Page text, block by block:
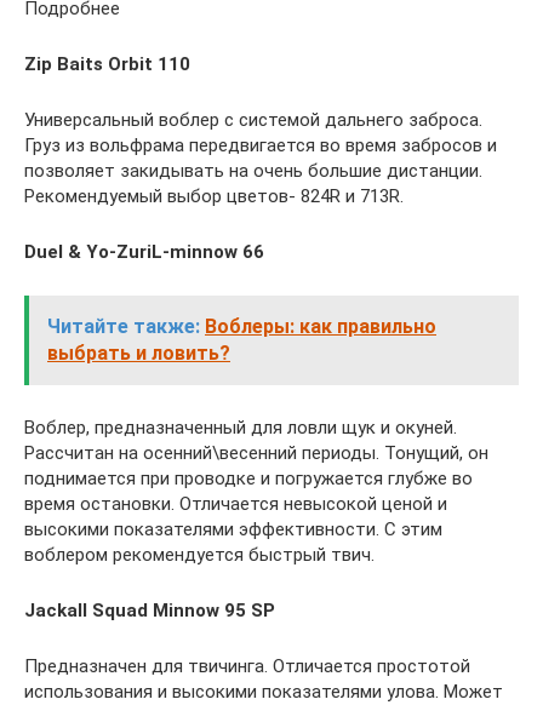
Подробнее
Zip Baits Orbit 110
Универсальный воблер с системой дальнего заброса.
Груз из вольфрама передвигается во время забросов и
позволяет закидывать на очень большие дистанции.
Рекомендуемый выбор цветов- 824R и 713R.
Duel & Yo-ZuriL-minnow 66
Читайте также: Воблеры: как правильно
выбрать и ловить?
Воблер, предназначенный для ловли щук и окуней.
Рассчитан на осенний\весенний периоды. Тонущий, он
поднимается при проводке и погружается глубже во
время остановки. Отличается невысокой ценой и
высокими показателями эффективности. С этим
воблером рекомендуется быстрый твич.
Jackall Squad Minnow 95 SP
Предназначен для твичинга. Отличается простотой
использования и высокими показателями улова. Может